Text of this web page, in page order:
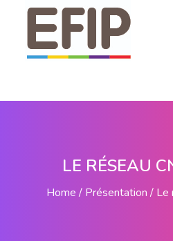
LE RÉSEAU
Home Présentation Le